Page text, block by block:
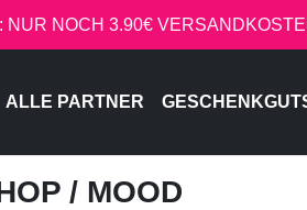
NUR NOCH 3.90€
ALLE PARTNER
/ MOOD